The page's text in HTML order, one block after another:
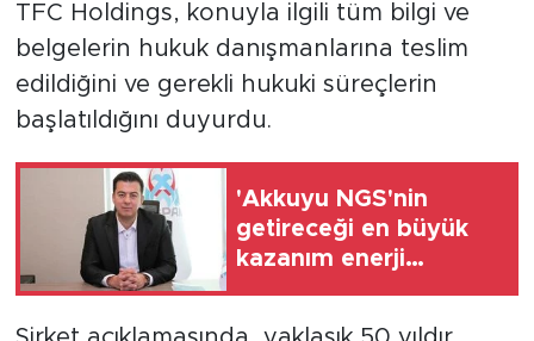
TFC Holdings, konuyla ilgili tüm bilgi ve
belgelerin hukuk danışmanlarına teslim
edildiğini ve gerekli hukuki süreçlerin
başlatıldığını duyurdu.
'Akkuyu NGS'nin
getireceği en büyük
kazanım enerji